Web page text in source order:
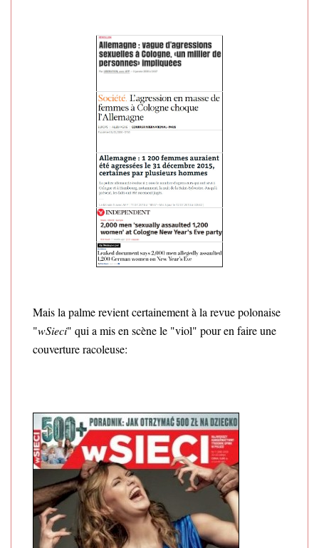
Mais la palme revient certainement à la revue polonaise
"wSieci" qui a mis en scène le "viol" pour en faire une
couverture racoleuse: